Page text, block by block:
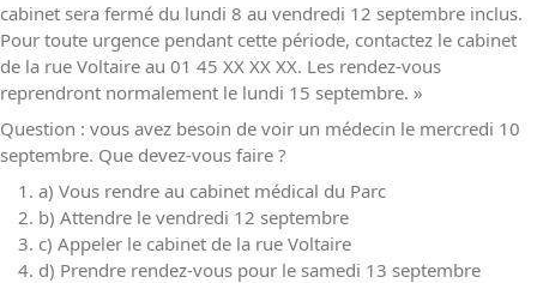
cabinet sera fermé du lundi 8 au vendredi 12 septembre inclus.
Pour toute urgence pendant cette période, contactez le cabinet
de la rue Voltaire au 01 45 XX XX XX. Les rendez-vous
reprendront normalement le lundi 15 septembre. »
Question : vous avez besoin de voir un médecin le mercredi 10
septembre. Que devez-vous faire ?
a) Vous rendre au cabinet médical du Parc
b) Attendre le vendredi 12 septembre
c) Appeler le cabinet de la rue Voltaire
d) Prendre rendez-vous pour le samedi 13 septembre